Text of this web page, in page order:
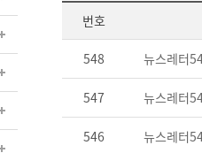
번호
548 뉴스레터
547 뉴스레터
546 뉴스레터